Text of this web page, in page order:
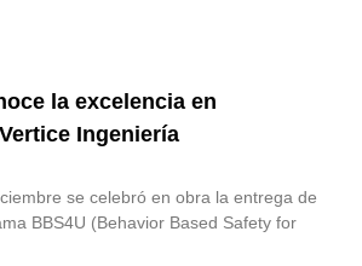
la excelencia en
Ingeniería
se celebró en obra la entrega de
BBS4U (Behavior Based Safety for